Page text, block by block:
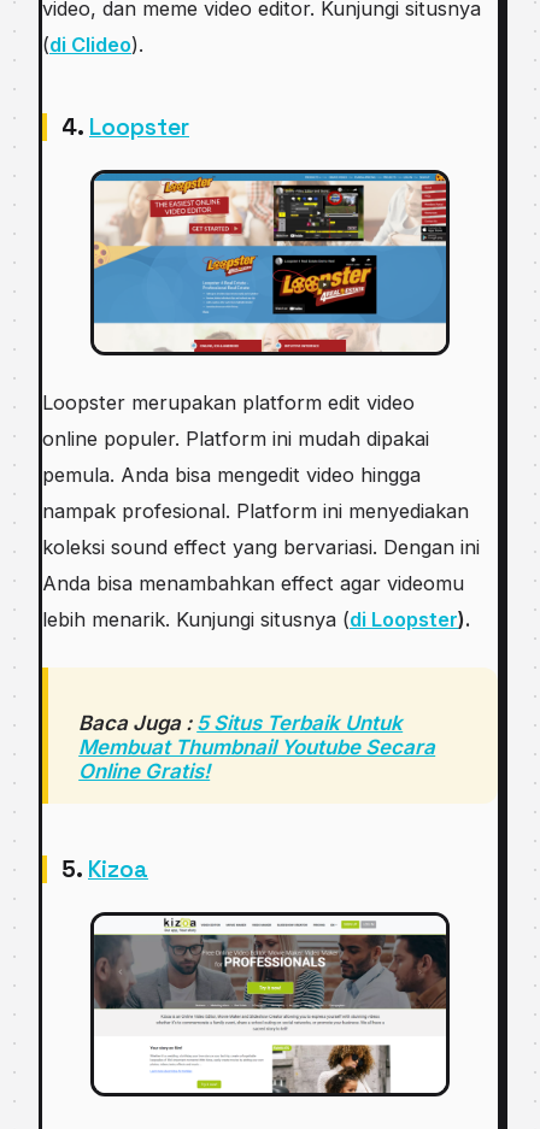
video, dan meme video editor. Kunjungi situsnya
(di Clideo).
4. Loopster
Loopster merupakan platform edit video
online populer. Platform ini mudah dipakai
pemula. Anda bisa mengedit video hingga
nampak profesional. Platform ini menyediakan
koleksi sound effect yang bervariasi. Dengan ini
Anda bisa menambahkan effect agar videomu
lebih menarik. Kunjungi situsnya (di Loopster).
Baca Juga : 5 Situs Terbaik Untuk
Membuat Thumbnail Youtube Secara
Online Gratis!
5. Kizoa